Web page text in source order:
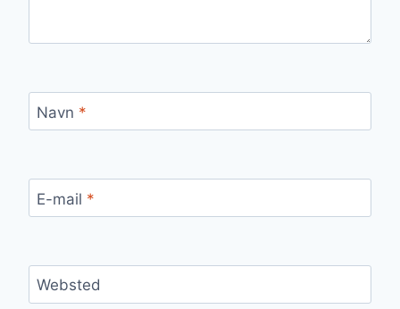
Navn *
E-mail *
Websted